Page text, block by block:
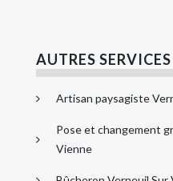
AUTRES SERVICES
Artisan paysagiste
Pose et changement
Vienne